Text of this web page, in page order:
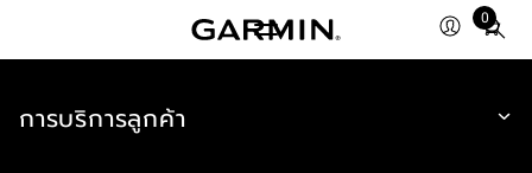
0
Total
การบริการลูกค้า